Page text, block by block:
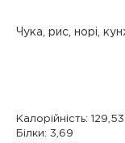
Чука, рис, норі,
Калорійність: 129,53
Білки: 3,69